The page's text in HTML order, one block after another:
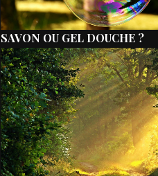
SAVON OU GEL DOUCHE ?